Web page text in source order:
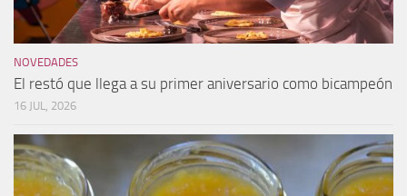
NOVEDADES
El restó que llega a su primer aniversario como bicampeón
16 JUL, 2026